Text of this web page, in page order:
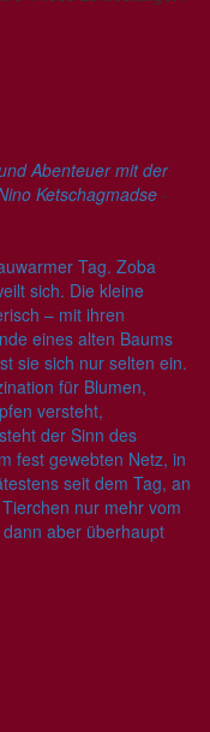
Abenteuer mit der
Ketschagmadse -
Tag. Zoba
sich. Die kleine
– mit ihren
eines alten Baums
sie sich nur selten ein.
für Blumen,
versteht,
der Sinn des
fest gewebten Netz, in
seit dem Tag, an
nur mehr vom
aber überhaupt